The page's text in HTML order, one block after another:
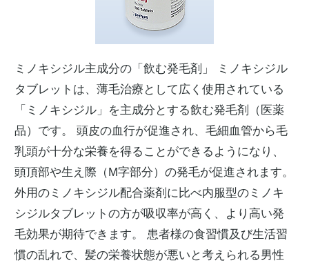
ミノキシジル主成分の「飲む発毛剤」 ミノキシジル
タブレットは、薄毛治療として広く使用されている
「ミノキシジル」を主成分とする飲む発毛剤（医薬
品）です。 頭皮の血行が促進され、毛細血管から毛
乳頭が十分な栄養を得ることができるようになり、
頭頂部や生え際（M字部分）の発毛が促進されます。
外用のミノキシジル配合薬剤に比べ内服型のミノキ
シジルタブレットの方が吸収率が高く、より高い発
毛効果が期待できます。 患者様の食習慣及び生活習
慣の乱れで、髪の栄養状態が悪いと考えられる男性